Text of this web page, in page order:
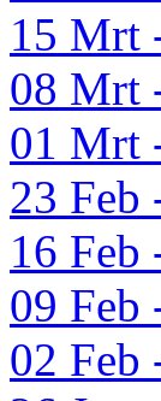
15 Mrt
08 Mrt
01 Mrt
23 Feb
16 Feb
09 Feb
02 Feb